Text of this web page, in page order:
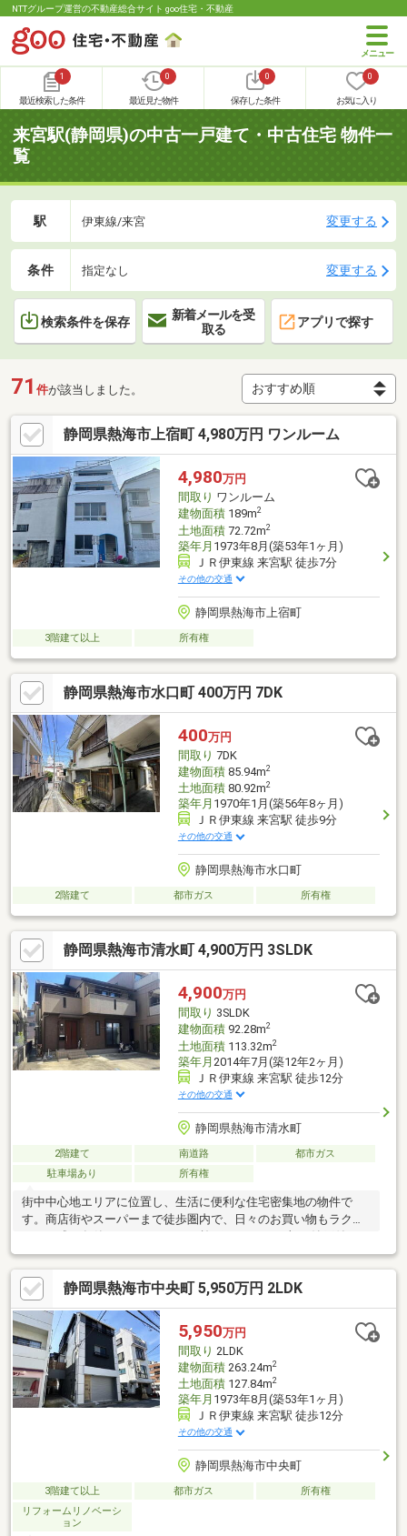
NTTグループ運営の不動産総合サイト goo住宅・不動産
1
最近検索した条件
0
最近見た物件
0
保存した条件
0
お気に入り
来宮駅(静岡県)の中古一戸建て・中古住宅 物件一
覧
駅 伊東線/来宮 変更する
条件 指定なし 変更する
検索条件を保存
新着メールを受
取る
アプリで探す
71 件が該当しました。
静岡県熱海市上宿町 4,980万円 ワンルーム
4,980万円
間取り ワンルーム
建物面積189m2
土地面積72.72m2
築年月 1973年8月(築53年1ヶ月)
ＪＲ伊東線 来宮駅 徒歩7分
その他の交通
静岡県熱海市上宿町
3階建て以上 所有権
静岡県熱海市水口町 400万円 7DK
400万円
間取り 7DK
建物面積85.94m2
土地面積80.92m2
築年月 1970年1月(築56年8ヶ月)
ＪＲ伊東線 来宮駅 徒歩9分
その他の交通
静岡県熱海市水口町
2階建て 都市ガス 所有権
静岡県熱海市清水町 4,900万円 3SLDK
4,900万円
間取り 3SLDK
建物面積92.28m2
土地面積113.32m2
築年月 2014年7月(築12年2ヶ月)
ＪＲ伊東線 来宮駅 徒歩12分
その他の交通
静岡県熱海市清水町
2階建て 南道路
都市ガス
駐車場あり
所有権
街中中心地エリアに位置し、生活に便利な住宅密集地の物件で
す。商店街やスーパーまで徒歩圏内で、日々のお買い物もラクラ
ゆとりある間取りはファミリー層に特におすすめ。また手続き次
第で市営温泉が引込み可能です。駐車スペースも車種によります
が最大3台まで可能です。主採光が南向き、さらに2面採光で明る
く開放感のある住空間を実現。また、環境に優しい太陽光発電シ
ステムも備えており、光熱費の節約も見込めます。便利で快適な
暮らしを叶える、魅力的な住まいです
静岡県熱海市中央町 5,950万円 2LDK
5,950万円
間取り 2LDK
建物面積263.24m2
土地面積127.84m2
築年月 1973年8月(築53年1ヶ月)
ＪＲ伊東線 来宮駅 徒歩12分
その他の交通
静岡県熱海市中央町
3階建て以上 都市ガス
所有権
リフォームリノベーシ
ョン